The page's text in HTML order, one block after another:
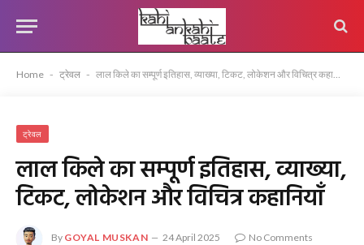
Home - ट्रेवल - लाल किले का सम्पूर्ण इतिहास, व्याख्या, टिकट, लोकेशन और विचित्र कहानियाँ
ट्रेवल
लाल किले का सम्पूर्ण इतिहास, व्याख्या,
टिकट, लोकेशन और विचित्र कहानियाँ
By GOYAL MUSKAN 24 April 2025
No Comments